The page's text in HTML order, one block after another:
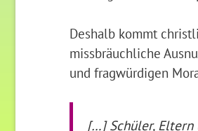
Deshalb kommt
missbräuchliche
und fragwürdigen
[…] Schüler, Eltern